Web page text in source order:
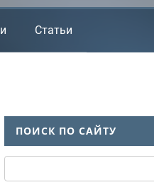
Статьи
ПОИСК ПО САЙТУ